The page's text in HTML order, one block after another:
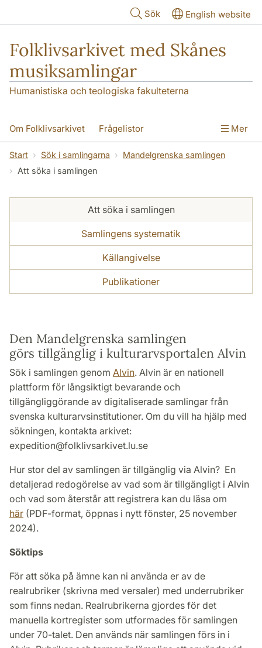
Sök English website
Folklivsarkivet med Skånes
musiksamlingar
Humanistiska och teologiska fakulteterna
Om Folklivsarkivet Frågelistor
Sök i samlingarna Skånes musiksamlingar
Mer
Start Sök i samlingarna
Mandelgrenska samlingen
Att söka i samlingen
Att söka i samlingen
Samlingens systematik
Källangivelse
Publikationer
Den Mandelgrenska samlingen
görs tillgänglig i kulturarvsportalen Alvin
Sök i samlingen genom Alvin. Alvin är en nationell
plattform för långsiktigt bevarande och
tillgängliggörande av digitaliserade samlingar från
svenska kulturarvsinstitutioner. Om du vill ha hjälp med
sökningen, kontakta arkivet:
expedition@folklivsarkivet.lu.se
Hur stor del av samlingen är tillgänglig via Alvin? En
detaljerad redogörelse av vad som är tillgängligt i Alvin
och vad som återstår att registrera kan du läsa om
här (PDF-format, öppnas i nytt fönster, 25 november
2024).
Söktips
För att söka på ämne kan ni använda er av de
realrubriker (skrivna med versaler) med underrubriker
som finns nedan. Realrubrikerna gjordes för det
manuella kortregister som utformades för samlingen
under 70-talet. Den används när samlingen förs in i